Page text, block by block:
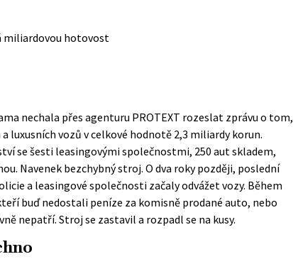
miliardovou hotovost
nechala přes agenturu PROTEXT rozeslat zprávu o tom,
luxusních vozů v celkové hodnotě 2,3 miliardy korun.
se šesti leasingovými společnostmi, 250 aut skladem,
Navenek bezchybný stroj. O dva roky později, poslední
a leasingové společnosti začaly odvážet vozy. Během
buď nedostali peníze za komisně prodané auto, nebo
nepatří. Stroj se zastavil a rozpadl se na kusy.